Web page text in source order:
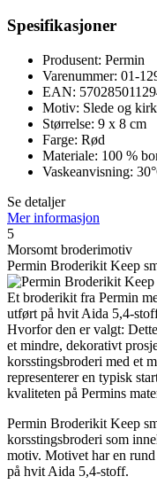
Spesifikasjoner
Produsent: Permin
Varenummer: 01-
EAN:
Motiv: Slede og
Størrelse: 9 x 8 cm
Farge: Rød
Materiale: 100 %
Vaskeanvisning:
Se detaljer
Mer informasjon
5
Morsomt broderimotiv
Permin Broderikit Keep
Et broderikit fra Permin
utført på hvit Aida 5,4-
Hvorfor den er valgt:
et mindre, dekorativt
korsstingsbroderi med et
representerer en typisk
kvaliteten på Permins
Permin Broderikit Keep
korsstingsbroderi som
motiv. Motivet har en
på hvit Aida 5,4-stoff.